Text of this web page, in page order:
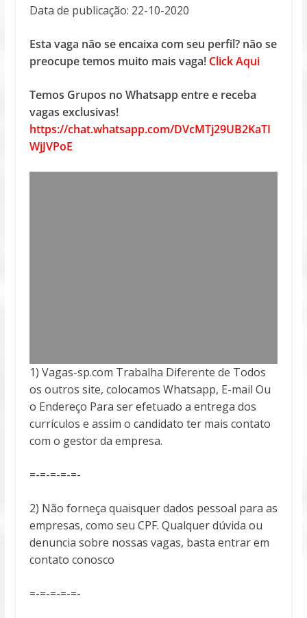
Data de publicação: 22-10-2020
Esta vaga não se encaixa com seu perfil? não se
preocupe temos muito mais vaga! Click Aqui
Temos Grupos no Whatsapp entre e receba
vagas exclusivas!
https://chat.whatsapp.com/DVcMTj29UB2KaTI
WjJVPoE
1) Vagas-sp.com Trabalha Diferente de Todos
os outros site, colocamos Whatsapp, E-mail Ou
o Endereço Para ser efetuado a entrega dos
currículos e assim o candidato ter mais contato
com o gestor da empresa.
=-=-=-=-=-
2) Não forneça quaisquer dados pessoal para as
empresas, como seu CPF. Qualquer dúvida ou
denuncia sobre nossas vagas, basta entrar em
contato conosco
=-=-=-=-=-